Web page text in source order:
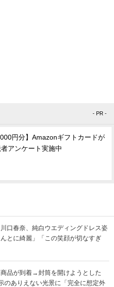
- PR -
円分】Amazonギフトカードが
アンケート実施中
川口春奈、純白ウエディングドレス姿
とに綺麗」「この笑顔が切なすぎ
品が到着→封筒を開けようとした
ありえない光景に「完全に想定外